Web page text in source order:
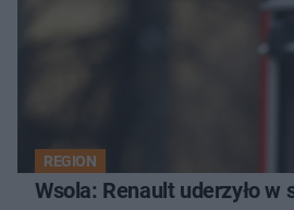
REGION
Wsola: Renault uderzyło w